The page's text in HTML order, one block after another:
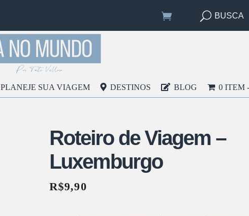
BUSCA
PLANEJE SUA VIAGEM DESTINOS BLOG 0 ITEM
Roteiro de Viagem –
Luxemburgo
R$9,90